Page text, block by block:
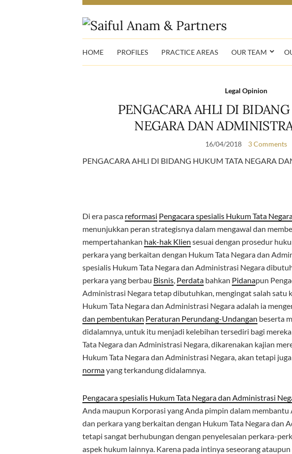
HOME PROFILES PRACTICE AREAS OUR TEAM
Legal Opinion
PENGACARA AHLI DI
NEGARA DAN
16/04/2018 3 Comments
PENGACARA AHLI DI BIDANG HUKUM TATA NEGARA
Di era pasca reformasi Pengacara spesialis Hukum Tata
menunjukkan peran strategisnya dalam mengawal dan
mempertahankan hak-hak Klien sesuai dengan prosedur
perkara yang berkaitan dengan Hukum Tata Negara dan
spesialis Hukum Tata Negara dan Administrasi Negara
perkara yang berbau Bisnis, Perdata bahkan Pidanapun
Administrasi Negara tetap dibutuhkan, mengingat salah satu
Hukum Tata Negara dan Administrasi Negara adalah ia
dan pembentukan Peraturan Perundang-Undangan beserta
didalamnya, untuk itu menjadi kelebihan tersediri bagi
Tata Negara dan Administrasi Negara, dikarenakan kajian
Hukum Tata Negara dan Administrasi Negara, akan tetapi
normayang terkandung didalamnya.
Pengacara spesialis Hukum Tata Negara dan Administrasi
Anda maupun Korporasi yang Anda pimpin dalam membantu
dan perkara yang berkaitan dengan Hukum Tata Negara dan
tetapi sangat berhubungan dengan penyelesaian perkara-
aspek hukum lainnya. Karena pada intinya seseorang